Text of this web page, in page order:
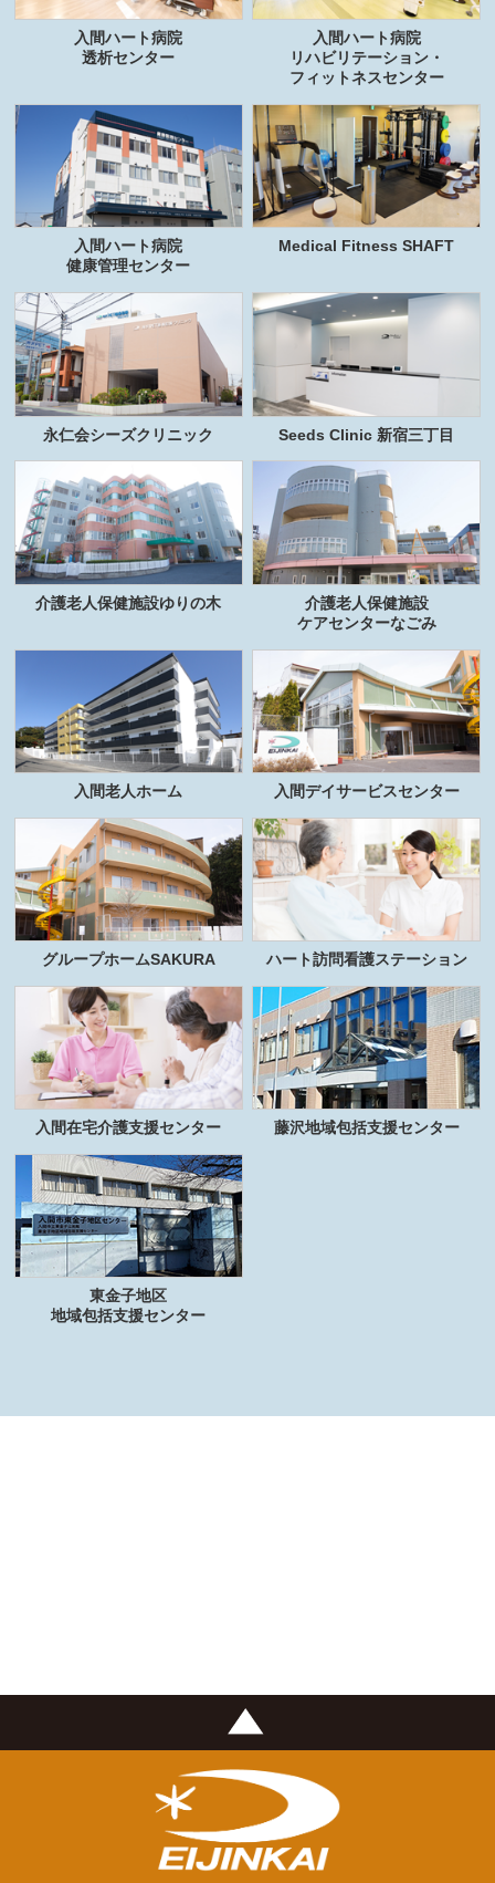
入間ハート病院
透析センター
入間ハート病院
リハビリテーション・
フィットネスセンター
入間ハート病院
健康管理センター
Medical Fitness SHAFT
永仁会シーズクリニック Seeds Clinic 新宿三丁目
介護老人保健施設ゆりの木
介護老人保健施設
ケアセンターなごみ
入間老人ホーム 入間デイサービスセンター
グループホームSAKURA ハート訪問看護ステーション
入間在宅介護支援センター 藤沢地域包括支援センター
東金子地区
地域包括支援センター